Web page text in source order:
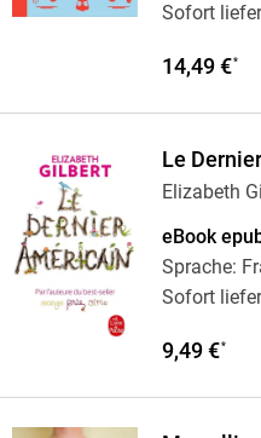
Sofort
14,49 €*
Le
Elizabeth
eBook
Sprache:
Sofort
9,49 €*